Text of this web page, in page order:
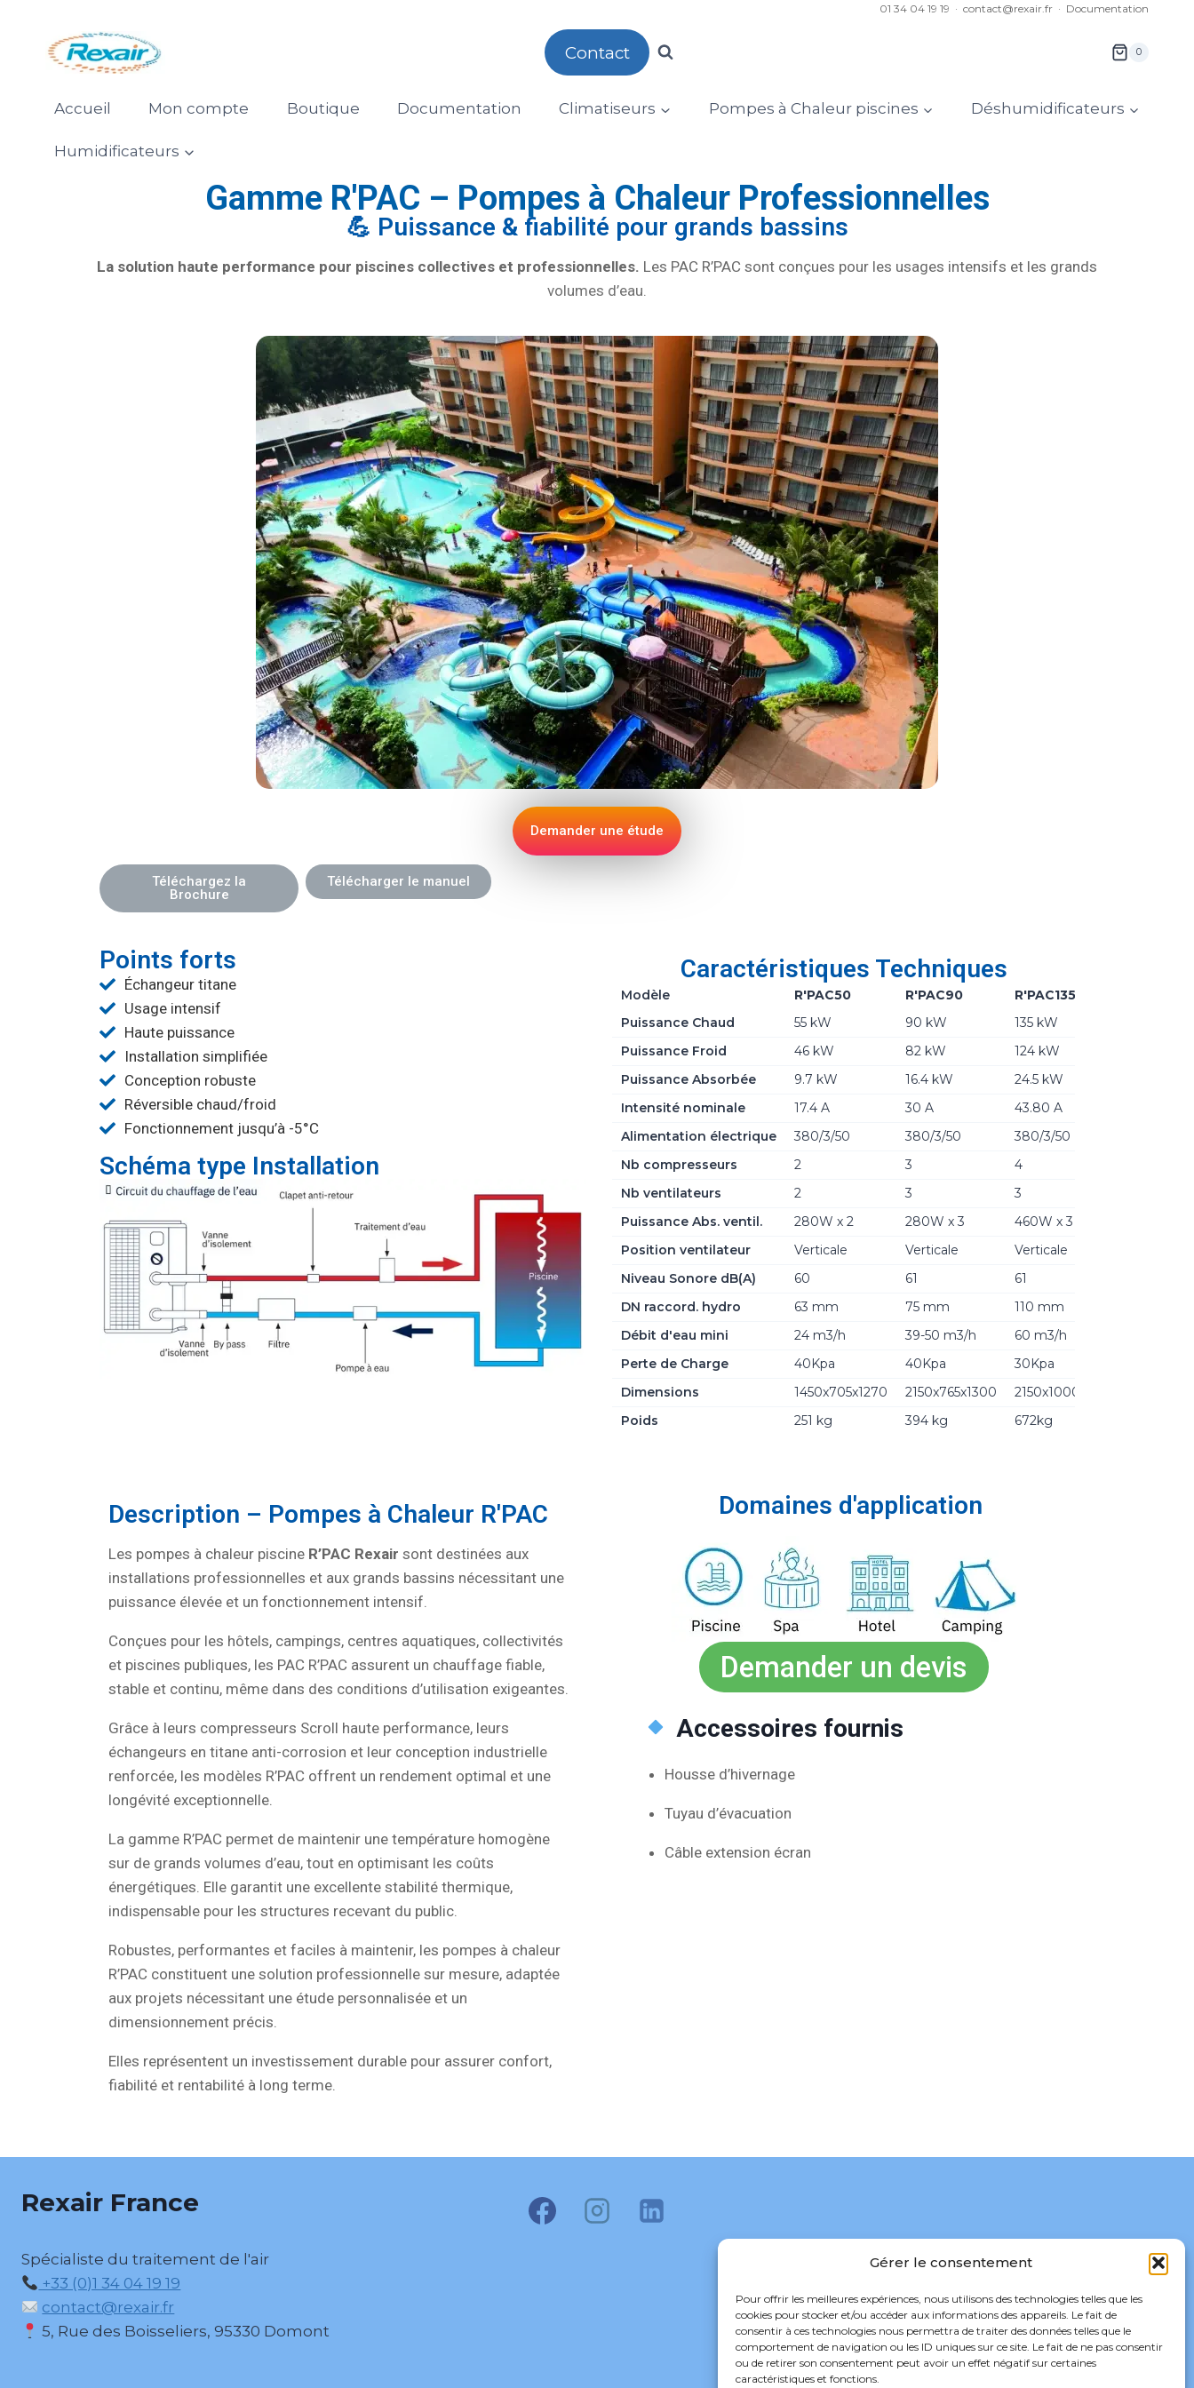
Gérer le consentement
Pour offrir les meilleures expériences, nous utilisons des technologies telles que les
cookies pour stocker et/ou accéder aux informations des appareils. Le fait de
consentir à ces technologies nous permettra de traiter des données telles que le
comportement de navigation ou les ID uniques sur ce site. Le fait de ne pas consentir
ou de retirer son consentement peut avoir un effet négatif sur certaines
caractéristiques et fonctions.
01 34 04 19 19 · contact@rexair.fr · Documentation
Contact 0
Accueil Mon compte Boutique Documentation Climatiseurs Pompes à Chaleur piscines Déshumidificateurs
Humidificateurs
Gamme R'PAC – Pompes à Chaleur Professionnelles
💪 Puissance & fiabilité pour grands bassins
La solution haute performance pour piscines collectives et professionnelles. Les PAC R’PAC sont conçues pour les usages intensifs et les grands
volumes d’eau.
Demander une étude
Téléchargez la
Brochure
Télécharger le manuel
Points forts
Échangeur titane
Usage intensif
Haute puissance
Installation simplifiée
Conception robuste
Réversible chaud/froid
Fonctionnement jusqu’à -5°C
Schéma type Installation
Caractéristiques Techniques
Modèle R'PAC50 R'PAC90
R'PAC135
Puissance Chaud
55 kW 90 kW
135 kW
Puissance Froid
46 kW 82 kW
124 kW
Puissance Absorbée
9.7 kW 16.4 kW
24.5 kW
Intensité nominale
17.4 A 30 A
43.80 A
Alimentation électrique
380/3/50 380/3/50
380/3/50
Nb compresseurs
2 3
4
Nb ventilateurs
2 3
3
Puissance Abs. ventil.
280W x 2 280W x 3
460W x 3
Position ventilateur
Verticale Verticale
Verticale
Niveau Sonore dB(A)
60 61
61
DN raccord. hydro
63 mm 75 mm
110 mm
Débit d'eau mini
24 m3/h 39-50 m3/h
60 m3/h
Perte de Charge
40Kpa 40Kpa
30Kpa
Dimensions
1450x705x1270 2150x765x1300
2150x1000x1930
Poids
251 kg 394 kg 672kg
Description – Pompes à Chaleur R'PAC
Les pompes à chaleur piscine R’PAC Rexair sont destinées aux
installations professionnelles et aux grands bassins nécessitant une
puissance élevée et un fonctionnement intensif.
Conçues pour les hôtels, campings, centres aquatiques, collectivités
et piscines publiques, les PAC R’PAC assurent un chauffage fiable,
stable et continu, même dans des conditions d’utilisation exigeantes.
Grâce à leurs compresseurs Scroll haute performance, leurs
échangeurs en titane anti-corrosion et leur conception industrielle
renforcée, les modèles R’PAC offrent un rendement optimal et une
longévité exceptionnelle.
La gamme R’PAC permet de maintenir une température homogène
sur de grands volumes d’eau, tout en optimisant les coûts
énergétiques. Elle garantit une excellente stabilité thermique,
indispensable pour les structures recevant du public.
Robustes, performantes et faciles à maintenir, les pompes à chaleur
R’PAC constituent une solution professionnelle sur mesure, adaptée
aux projets nécessitant une étude personnalisée et un
dimensionnement précis.
Elles représentent un investissement durable pour assurer confort,
fiabilité et rentabilité à long terme.
Domaines d'application
Demander un devis
Accessoires fournis
Housse d’hivernage
Tuyau d’évacuation
Câble extension écran
Rexair France
Spécialiste du traitement de l'air
+33 (0)1 34 04 19 19
contact@rexair.fr
5, Rue des Boisseliers, 95330 Domont
CGV REXAIR
Politique de confidentialité